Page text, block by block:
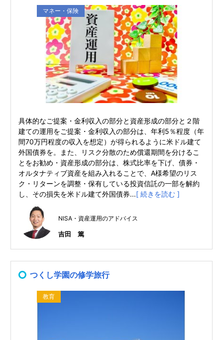
マネー・保険
具体的なご提案・金利収入の部分と資産形成の部分と２階
建ての運用をご提案・金利収入の部分は、年利5％程度（年
間70万円程度の収入を想定）が得られるように米ドル建て
外国債券を。また、リスク分散のため償還期間を分けるこ
とをお勧め・資産形成の部分は、株式比率を下げ、債券・
オルタナティブ資産を組み入れることで、A様希望のリス
ク・リターンを調整・保有している投資信託の一部を解約
し、その損失を米ドル建て外国債券...[ 続きを読む ]
NISA・資産運用のアドバイス
吉田 篤
つくし学園の修学旅行
教育